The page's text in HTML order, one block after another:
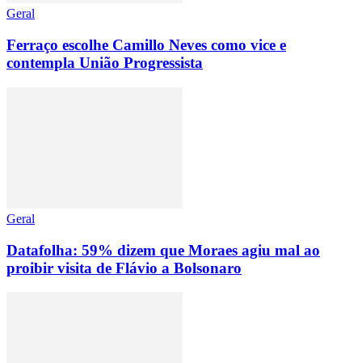
Geral
Ferraço escolhe Camillo Neves como vice e
contempla União Progressista
Geral
Datafolha: 59% dizem que Moraes agiu mal ao
proibir visita de Flávio a Bolsonaro